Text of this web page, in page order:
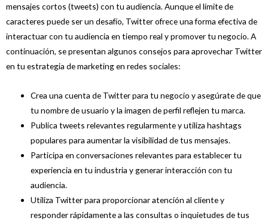
mensajes cortos (tweets) con tu audiencia. Aunque el límite de
caracteres puede ser un desafío, Twitter ofrece una forma efectiva de
interactuar con tu audiencia en tiempo real y promover tu negocio. A
continuación, se presentan algunos consejos para aprovechar Twitter
en tu estrategia de marketing en redes sociales:
Crea una cuenta de Twitter para tu negocio y asegúrate de que
tu nombre de usuario y la imagen de perfil reflejen tu marca.
Publica tweets relevantes regularmente y utiliza hashtags
populares para aumentar la visibilidad de tus mensajes.
Participa en conversaciones relevantes para establecer tu
experiencia en tu industria y generar interacción con tu
audiencia.
Utiliza Twitter para proporcionar atención al cliente y
responder rápidamente a las consultas o inquietudes de tus